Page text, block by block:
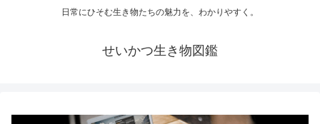
日常にひそむ生き物たちの魅力を、わかりやすく。
せいかつ生き物図鑑